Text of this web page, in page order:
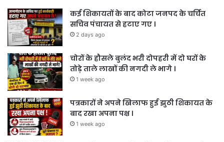
कई शिकायतों के बाद कोटा जनपद के चर्चित
सचिव पंचायत से हटाए गए ।
2 days ago
चोरों के हौसले बुलंद भरी दोपहरी में दो घरों के
तोड़े ताले लाखों की नगदी ले भागे ।
1 week ago
पत्रकारों ने अपने खिलाफ हुई झुठी शिकायत के
बाद रखा अपना पक्ष ।
1 week ago